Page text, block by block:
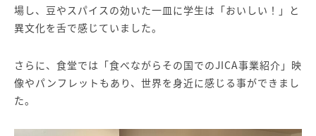
場し、豆やスパイスの効いた一皿に学生は「おいしい！」と
異文化を舌で感じていました。
さらに、食堂では「食べながらその国でのJICA事業紹介」映
像やパンフレットもあり、世界を身近に感じる事ができまし
た。